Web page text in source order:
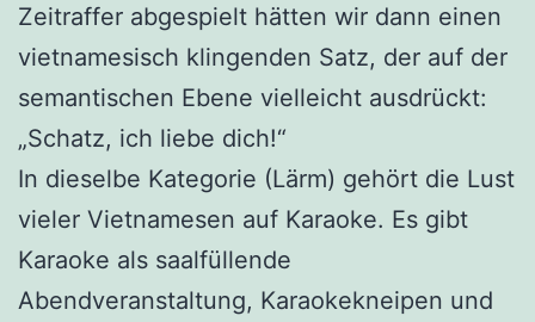
Zeitraffer abgespielt hätten wir dann einen
vietnamesisch klingenden Satz, der auf der
semantischen Ebene vielleicht ausdrückt:
„Schatz, ich liebe dich!“
In dieselbe Kategorie (Lärm) gehört die Lust
vieler Vietnamesen auf Karaoke. Es gibt
Karaoke als saalfüllende
Abendveranstaltung, Karaokekneipen und